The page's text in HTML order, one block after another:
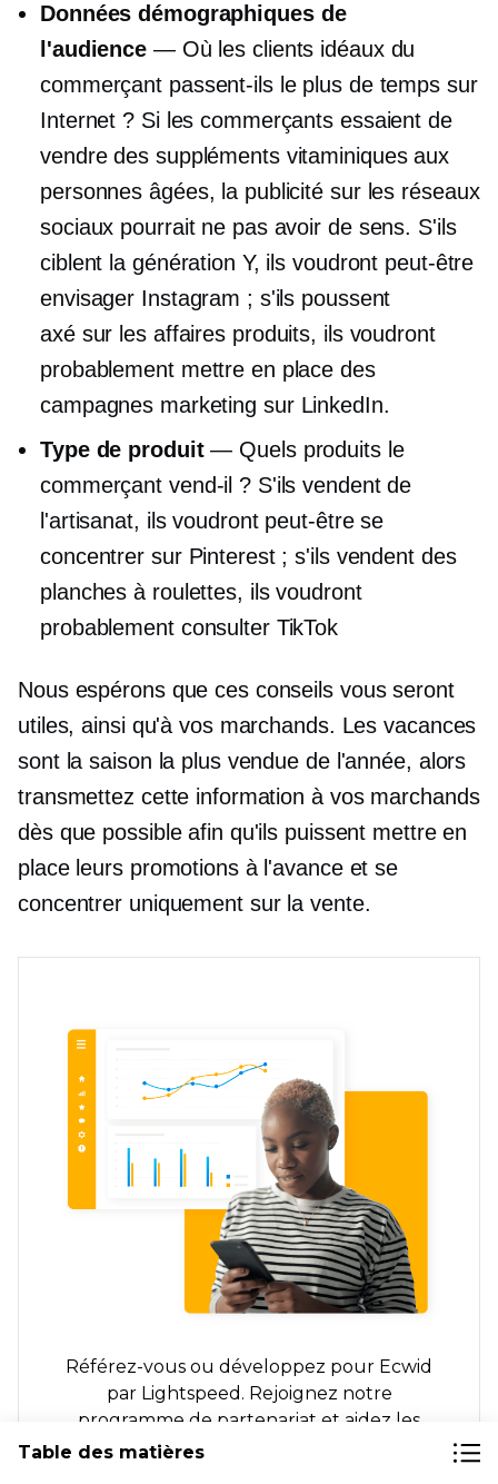
Données démographiques de
l'audience — Où les clients idéaux du
commerçant passent-ils le plus de temps sur
Internet ? Si les commerçants essaient de
vendre des suppléments vitaminiques aux
personnes âgées, la publicité sur les réseaux
sociaux pourrait ne pas avoir de sens. S'ils
ciblent la génération Y, ils voudront peut-être
envisager Instagram ; s'ils poussent
axé sur les affaires produits, ils voudront
probablement mettre en place des
campagnes marketing sur LinkedIn.
Type de produit— Quels produits le
commerçant vend-il ? S'ils vendent de
l'artisanat, ils voudront peut-être se
concentrer sur Pinterest ; s'ils vendent des
planches à roulettes, ils voudront
probablement consulter TikTok
Nous espérons que ces conseils vous seront
utiles, ainsi qu'à vos marchands. Les vacances
sont la saison la plus vendue de l'année, alors
transmettez cette information à vos marchands
dès que possible afin qu'ils puissent mettre en
place leurs promotions à l'avance et se
concentrer uniquement sur la vente.
Référez-vous ou développez pour Ecwid
par Lightspeed. Rejoignez notre
programme de partenariat et aidez les
entreprises du monde entier à vendre
Table des matières